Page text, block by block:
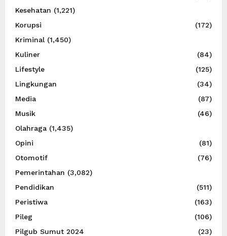
Kesehatan (1,221)
Korupsi
(172)
Kriminal (1,450)
Kuliner
(84)
Lifestyle
(125)
Lingkungan
(34)
Media
(87)
Musik
(46)
Olahraga (1,435)
Opini
(81)
Otomotif
(76)
Pemerintahan (3,082)
Pendidikan
(511)
Peristiwa
(163)
Pileg
(106)
Pilgub Sumut 2024
(23)